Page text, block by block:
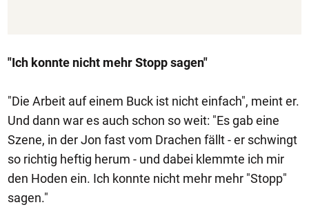
"Ich konnte nicht mehr Stopp sagen"
"Die Arbeit auf einem Buck ist nicht einfach", meint er.
Und dann war es auch schon so weit: "Es gab eine
Szene, in der Jon fast vom Drachen fällt - er schwingt
so richtig heftig herum - und dabei klemmte ich mir
den Hoden ein. Ich konnte nicht mehr mehr "Stopp"
sagen."